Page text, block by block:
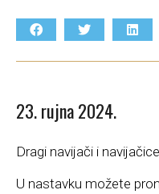
23. rujna 2024.
Dragi navijači i
U nastavku možete